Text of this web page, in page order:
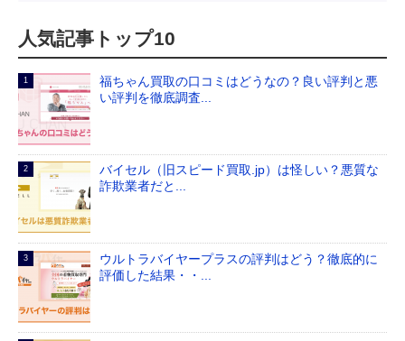
人気記事トップ10
福ちゃん買取の口コミはどうなの？良い評判と悪
い評判を徹底調査...
バイセル（旧スピード買取.jp）は怪しい？悪質な
詐欺業者だと...
ウルトラバイヤープラスの評判はどう？徹底的に
評価した結果・・...